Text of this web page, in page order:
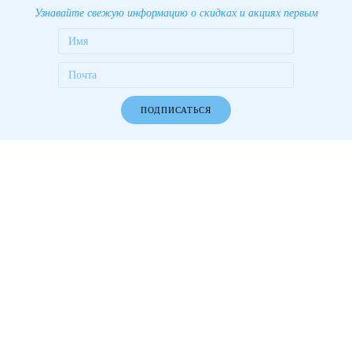
Узнавайте свежую информацию о скидках и акциях первым
ПОДПИСАТЬСЯ